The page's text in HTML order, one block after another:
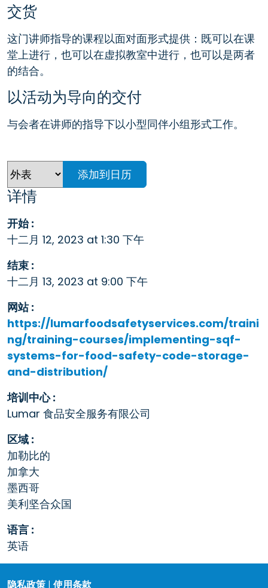
交货
这门讲师指导的课程以面对面形式提供：既可以在课
堂上进行，也可以在虚拟教室中进行，也可以是两者
的结合。
以活动为导向的交付
与会者在讲师的指导下以小型同伴小组形式工作。
添加到日历
详情
开始 :
十二月 12, 2023 at 1:30 下午
结束 :
十二月 13, 2023 at 9:00 下午
网站 :
https://lumarfoodsafetyservices.com/traini
ng/training-courses/implementing-sqf-
systems-for-food-safety-code-storage-
and-distribution/
培训中心 :
Lumar 食品安全服务有限公司
区域 :
加勒比的
加拿大
墨西哥
美利坚合众国
语言 :
英语
隐私政策 | 使用条款